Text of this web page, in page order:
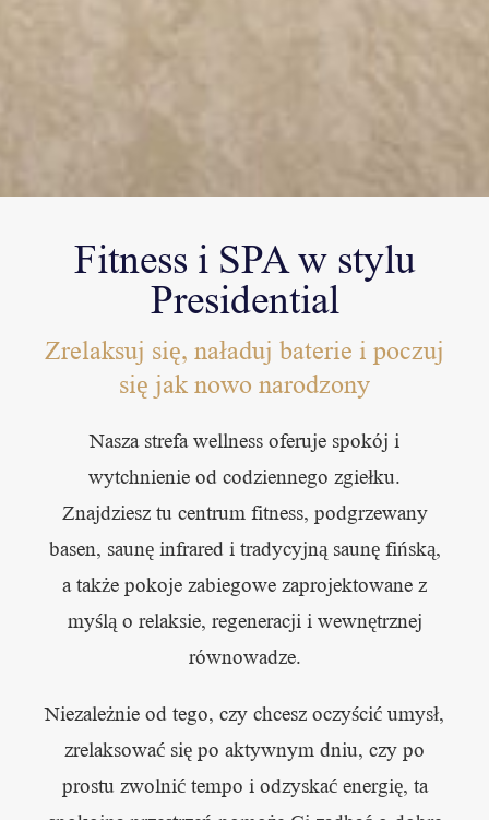
Fitness i SPA w stylu
Presidential
Zrelaksuj się, naładuj baterie i poczuj
się jak nowo narodzony
Nasza strefa wellness oferuje spokój i
wytchnienie od codziennego zgiełku.
Znajdziesz tu centrum fitness, podgrzewany
basen, saunę infrared i tradycyjną saunę fińską,
a także pokoje zabiegowe zaprojektowane z
myślą o relaksie, regeneracji i wewnętrznej
równowadze.
Niezależnie od tego, czy chcesz oczyścić umysł,
zrelaksować się po aktywnym dniu, czy po
prostu zwolnić tempo i odzyskać energię, ta